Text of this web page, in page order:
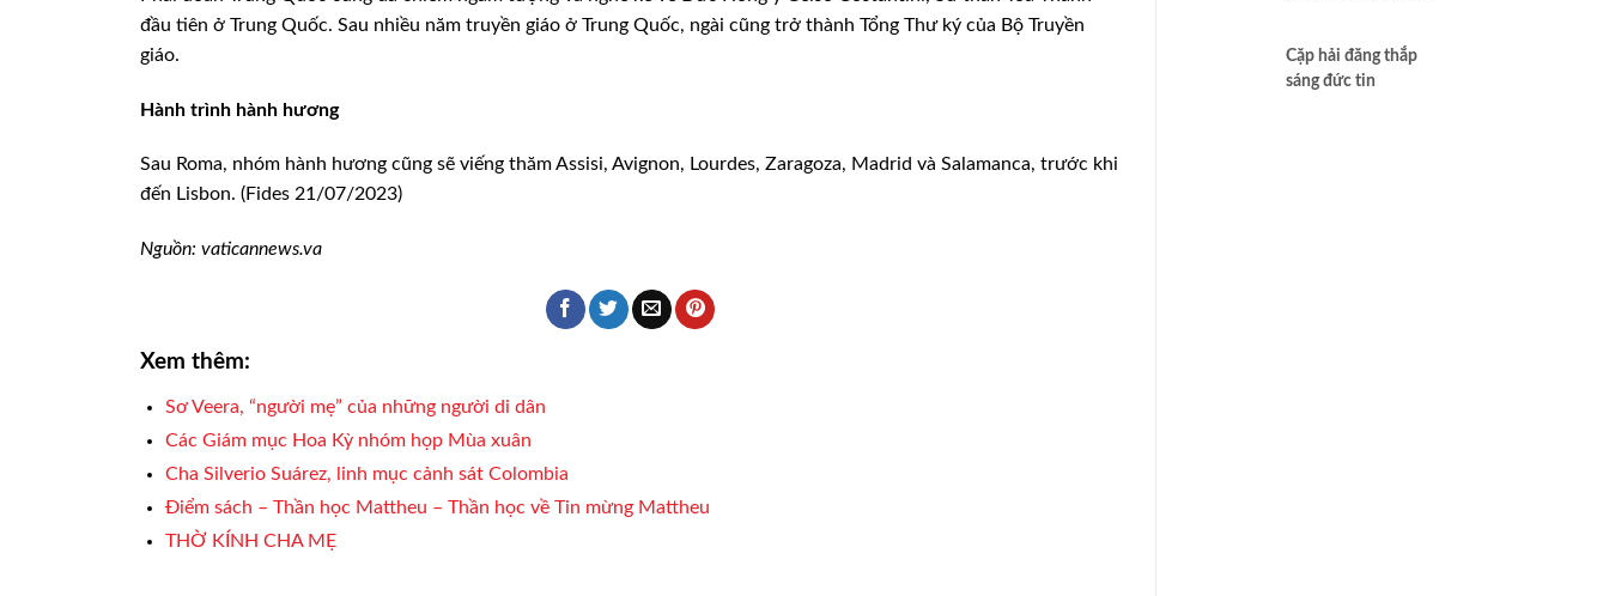
đầu tiên ở Trung Quốc. Sau nhiều năm truyền giáo ở Trung Quốc, ngài cũng trở thành Tổng Thư ký của Bộ Truyền
giáo.
Hành trình hành hương
Sau Roma, nhóm hành hương cũng sẽ viếng thăm Assisi, Avignon, Lourdes, Zaragoza, Madrid và Salamanca, trước khi
đến Lisbon. (Fides 21/07/2023)
Nguồn: vaticannews.va
Xem thêm:
Sơ Veera, “người mẹ” của những người di dân
Các Giám mục Hoa Kỳ nhóm họp Mùa xuân
Cha Silverio Suárez, linh mục cảnh sát Colombia
Điểm sách – Thần học Mattheu – Thần học về Tin mừng Mattheu
THỜ KÍNH CHA MẸ
Cặp hải đăng thắp
sáng đức tin